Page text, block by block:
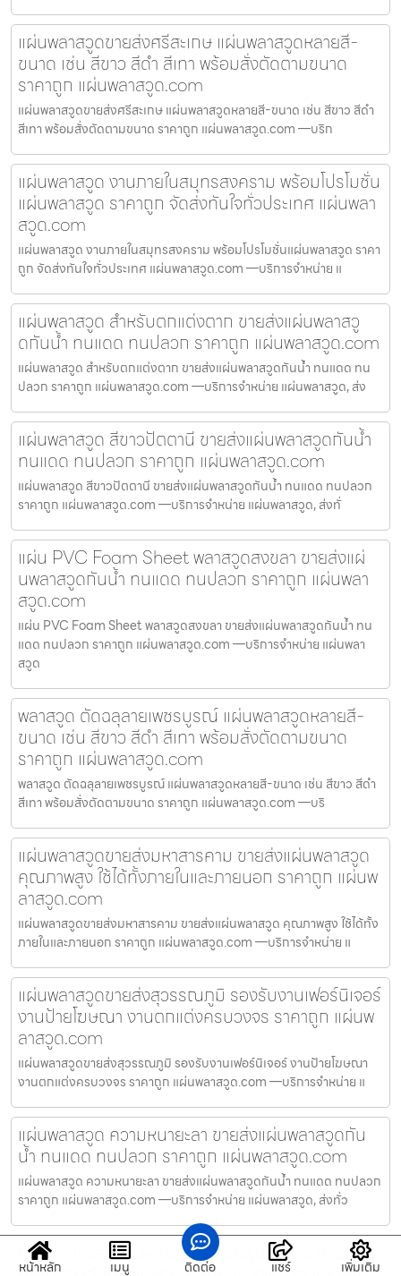
แผ่นพลาสวูดขายส่งศรีสะเกษ แผ่นพลาสวูดหลายสี-
ขนาด เช่น สีขาว สีดำ สีเทา พร้อมสั่งตัดตามขนาด
ราคาถูก แผ่นพลาสวูด.com
แผ่นพลาสวูดขายส่งศรีสะเกษ แผ่นพลาสวูดหลายสี-ขนาด เช่น สีขาว สีดำ
สีเทา พร้อมสั่งตัดตามขนาด ราคาถูก แผ่นพลาสวูด.com —บริก
แผ่นพลาสวูด งานภายในสมุทรสงคราม พร้อมโปรโมชั่น
แผ่นพลาสวูด ราคาถูก จัดส่งทันใจทั่วประเทศ แผ่นพลา
สวูด.com
แผ่นพลาสวูด งานภายในสมุทรสงคราม พร้อมโปรโมชั่นแผ่นพลาสวูด ราคา
ถูก จัดส่งทันใจทั่วประเทศ แผ่นพลาสวูด.com —บริการจำหน่าย แ
แผ่นพลาสวูด สำหรับตกแต่งตาก ขายส่งแผ่นพลาสวู
ดกันน้ำ ทนแดด ทนปลวก ราคาถูก แผ่นพลาสวูด.com
แผ่นพลาสวูด สำหรับตกแต่งตาก ขายส่งแผ่นพลาสวูดกันน้ำ ทนแดด ทน
ปลวก ราคาถูก แผ่นพลาสวูด.com —บริการจำหน่าย แผ่นพลาสวูด, ส่ง
แผ่นพลาสวูด สีขาวปัตตานี ขายส่งแผ่นพลาสวูดกันน้ำ
ทนแดด ทนปลวก ราคาถูก แผ่นพลาสวูด.com
แผ่นพลาสวูด สีขาวปัตตานี ขายส่งแผ่นพลาสวูดกันน้ำ ทนแดด ทนปลวก
ราคาถูก แผ่นพลาสวูด.com —บริการจำหน่าย แผ่นพลาสวูด, ส่งทั่
แผ่น PVC Foam Sheet พลาสวูดสงขลา ขายส่งแผ่
นพลาสวูดกันน้ำ ทนแดด ทนปลวก ราคาถูก แผ่นพลา
สวูด.com
แผ่น PVC Foam Sheet พลาสวูดสงขลา ขายส่งแผ่นพลาสวูดกันน้ำ ทน
แดด ทนปลวก ราคาถูก แผ่นพลาสวูด.com —บริการจำหน่าย แผ่นพลา
สวูด
พลาสวูด ตัดฉลุลายเพชรบูรณ์ แผ่นพลาสวูดหลายสี-
ขนาด เช่น สีขาว สีดำ สีเทา พร้อมสั่งตัดตามขนาด
ราคาถูก แผ่นพลาสวูด.com
พลาสวูด ตัดฉลุลายเพชรบูรณ์ แผ่นพลาสวูดหลายสี-ขนาด เช่น สีขาว สีดำ
สีเทา พร้อมสั่งตัดตามขนาด ราคาถูก แผ่นพลาสวูด.com —บริ
แผ่นพลาสวูดขายส่งมหาสารคาม ขายส่งแผ่นพลาสวูด
คุณภาพสูง ใช้ได้ทั้งภายในและภายนอก ราคาถูก แผ่นพ
ลาสวูด.com
แผ่นพลาสวูดขายส่งมหาสารคาม ขายส่งแผ่นพลาสวูด คุณภาพสูง ใช้ได้ทั้ง
ภายในและภายนอก ราคาถูก แผ่นพลาสวูด.com —บริการจำหน่าย แ
แผ่นพลาสวูดขายส่งสุวรรณภูมิ รองรับงานเฟอร์นิเจอร์
งานป้ายโฆษณา งานตกแต่งครบวงจร ราคาถูก แผ่นพ
ลาสวูด.com
แผ่นพลาสวูดขายส่งสุวรรณภูมิ รองรับงานเฟอร์นิเจอร์ งานป้ายโฆษณา
งานตกแต่งครบวงจร ราคาถูก แผ่นพลาสวูด.com —บริการจำหน่าย แ
แผ่นพลาสวูด ความหนายะลา ขายส่งแผ่นพลาสวูดกัน
น้ำ ทนแดด ทนปลวก ราคาถูก แผ่นพลาสวูด.com
แผ่นพลาสวูด ความหนายะลา ขายส่งแผ่นพลาสวูดกันน้ำ ทนแดด ทนปลวก
ราคาถูก แผ่นพลาสวูด.com —บริการจำหน่าย แผ่นพลาสวูด, ส่งทั่ว
เว็บไซต์ขายส่งแผ่นพลาสวูดกรุงเทพมหานคร ขายส่งแผ่
หน้าหลัก เมนู ติดต่อ แชร์ เพิ่มเติม